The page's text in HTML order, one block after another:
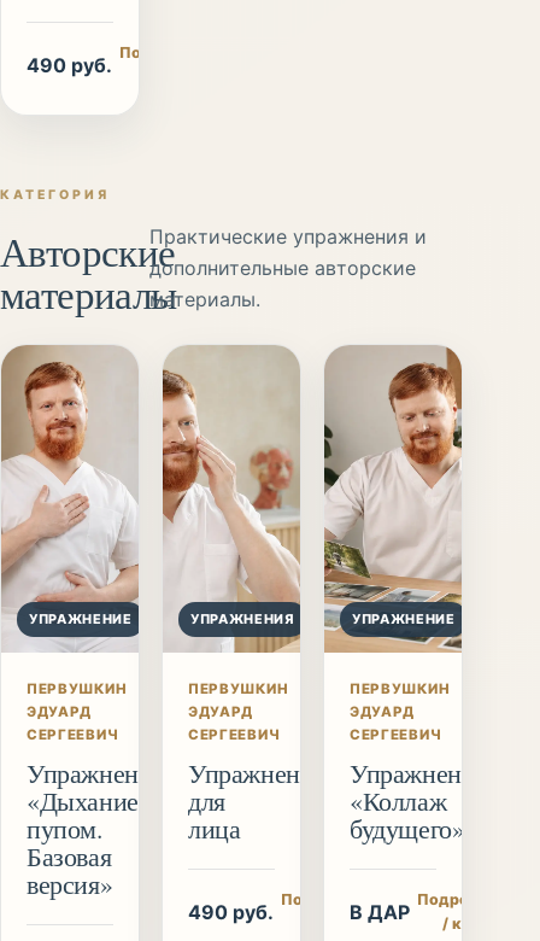
490 руб.
Подробнее
КАТЕГОРИЯ
Авторские
материалы
Практические упражнения и
дополнительные авторские
материалы.
УПРАЖНЕНИЕ
ПЕРВУШКИН
ЭДУАРД
СЕРГЕЕВИЧ
Упражнение
«Дыхание
пупом.
Базовая
версия»
УПРАЖНЕНИЯ
ПЕРВУШКИН
ЭДУАРД
СЕРГЕЕВИЧ
Упражнения
для
лица
490 руб.
Подробнее
/ купить
УПРАЖНЕНИЕ
ПЕРВУШКИН
ЭДУАРД
СЕРГЕЕВИЧ
Упражнение
«Коллаж
будущего»
В ДАР
Подробнее
/ купить